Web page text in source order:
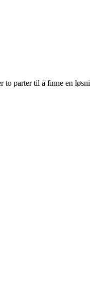
to parter til å finne en